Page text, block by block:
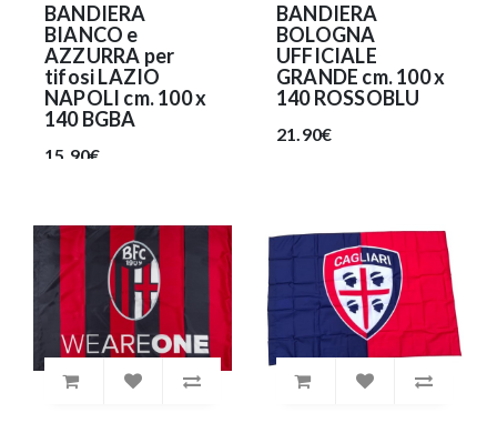
BANDIERA
BIANCO e
AZZURRA per
tifosi LAZIO
NAPOLI cm. 100 x
140 BGBA
15.90€
BANDIERA
BOLOGNA
UFFICIALE
GRANDE cm. 100 x
140 ROSSOBLU
21.90€